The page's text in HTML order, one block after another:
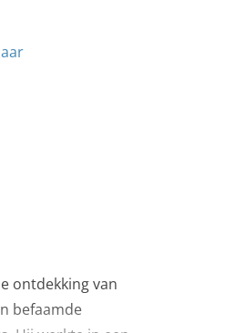
ontdekking van
befaamde